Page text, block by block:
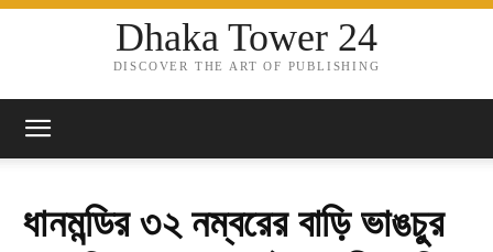
Dhaka Tower 24
DISCOVER THE ART OF PUBLISHING
ধানমন্ডির ৩২ নম্বরের বাড়ি ভাঙচু্র